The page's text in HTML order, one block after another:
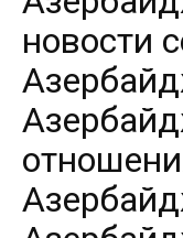
новости